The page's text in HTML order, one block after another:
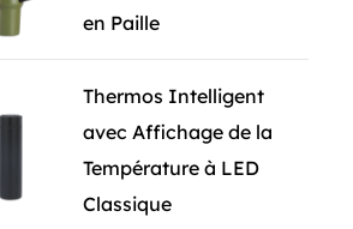
en Paille
Thermos Intelligent
avec Affichage de la
Température à LED
Classique